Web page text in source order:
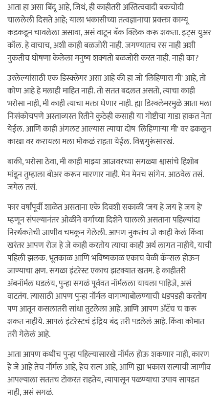
आता हा असा बिंदू आहे, जिथं, ही काहीतरी अस्तित्ववादी बकचोदी
चाललेली दिसते आहे; याला भकासीच्या तत्वज्ञानाचा प्रवक्ता काम्यू
कडकडून चावलेला असावा, असं वाटून बॅक क्लिक करू शकता. इट्स युअर
कॉल. हे वाचाच, अशी काही बळजोरी नाही. जगण्यातच रस नाही अशी
नुकतीच घोषणा केलेला मनुष्य शक्यतो बळजोरी करत नाही. नाही का?
उरलेल्यांसाठी एक डिस्क्लेमर असा आहे की हा जो 'लिहिणारा मी' आहे, तो
कोण आहे हे मलाही माहित नाही. तो सतत बदलत असतो, त्याचा काही
भरोसा नाही, मी काही त्याचा मक्ता घेणार नाही. ह्या डिस्क्लेमरमुळे आता मला
निःसंकोचपणे अस्ताव्यस्त रितीने कुठेही कसाही या गोष्टीचा गाडा हाकत नेता
येईल. आणि काही अंगलट आल्यास त्याचा दोष 'लिहिणाऱ्या मी' वर ढकलून
काखा वर करायला मला मोकळं राहता येईल. विश्वगुरूंसारखं.
बाकी, भरोसा ठेवा, मी काही माझ्या आजवरच्या सगळ्या श्वासांचे हिशोब
मांडून तुम्हाला बोअर करून मारणार नाही. मेन मेनच सांगेन. आठवेल तसं.
जमेल तसं.
फार वर्षांपूर्वी शाळेत असताना एके दिवशी सकाळी 'जय हे जय हे जय हे'
म्हणून संपल्यानंतर ओळीने वर्गाच्या दिशेने चाललो असताना पहिल्यांदा
निरर्थकतेची जाणीव चमकून गेलेली. आपण नुकतंच जे काही केलं किंवा
खरंतर आपण रोज हे जे काही करतोय त्याचा काही अर्थ लागत नाहीये, याची
पहिली झलक. भूतकाळ आणि भविष्यकाळ एकाच वेळी कॅन्सल होऊन
जाण्याचा क्षण. सगळा इंटरेस्ट एकाच झटक्यात खतम.‌ हे काहीतरी
ॲबनॉर्मल घडलंय, पुन्हा सगळं पूर्ववत नॉर्मलला यायला पाहिजे, असं
वाटतंय. त्यासाठी आपण पुन्हा नॉर्मल वागण्याबोलण्याची धडपडही करतोय
पण आतून कसलातरी सांधा तुटलेला आहे‌. आणि आपण ॲटॅच च करू
शकत नाहीये. आपलं इंटरेस्टचं इंद्रिय बंद तरी पडलेलं आहे. किंवा कोमात
तरी गेलेलं आहे.
आता आपण कधीच पुन्हा पहिल्यासारखे नॉर्मल होऊ शकणार नाही, कारण
हे जे आहे तेच नॉर्मल आहे, हेच सत्य आहे, आणि ह्या भकास सत्याची जाणीव
आपल्याला सततच टोकरत राहतेय, त्यापासून पळण्याचा उपाय सापडत
नाही, असं सगळं.